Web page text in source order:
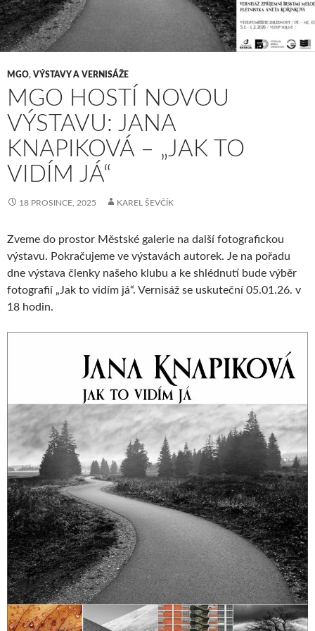
MGO, VÝSTAVY A VERNISÁŽE
MGO HOSTÍ NOVOU
VÝSTAVU: JANA
KNAPIKOVÁ – „JAK TO
VIDÍM JÁ“
18 PROSINCE, 2025 KAREL ŠEVČÍK
Zveme do prostor Městské galerie na další fotografickou
výstavu. Pokračujeme ve výstavách autorek. Je na pořadu
dne výstava členky našeho klubu a ke shlédnutí bude výběr
fotografií „Jak to vidím já“. Vernisáž se uskuteční 05.01.26. v
18 hodin.